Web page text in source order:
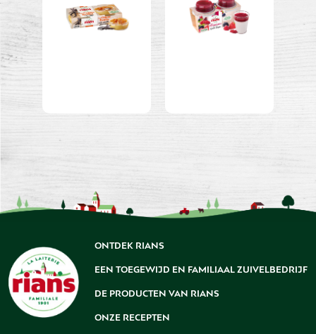
ONTDEK RIANS
EEN TOEGEWIJD EN FAMILIAAL ZUIVELBEDRIJF
DE PRODUCTEN VAN RIANS
ONZE RECEPTEN